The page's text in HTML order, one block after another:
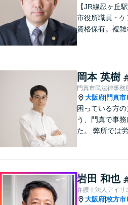
力いたします。
【JR線忍ヶ丘
市役所職員・
資格保有。複雑
岡本 英樹
門真市民法律事務
大阪府 門真市
困っている方
う、門真で事
た。 弊所では
す。
岩田 和也
弁護士法人アイリ
大阪府 枚方市